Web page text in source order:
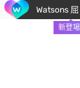
Watsons
新登